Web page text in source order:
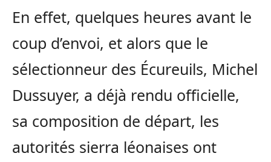
En effet, quelques heures avant le
coup d’envoi, et alors que le
sélectionneur des Écureuils, Michel
Dussuyer, a déjà rendu officielle,
sa composition de départ, les
autorités sierra léonaises ont